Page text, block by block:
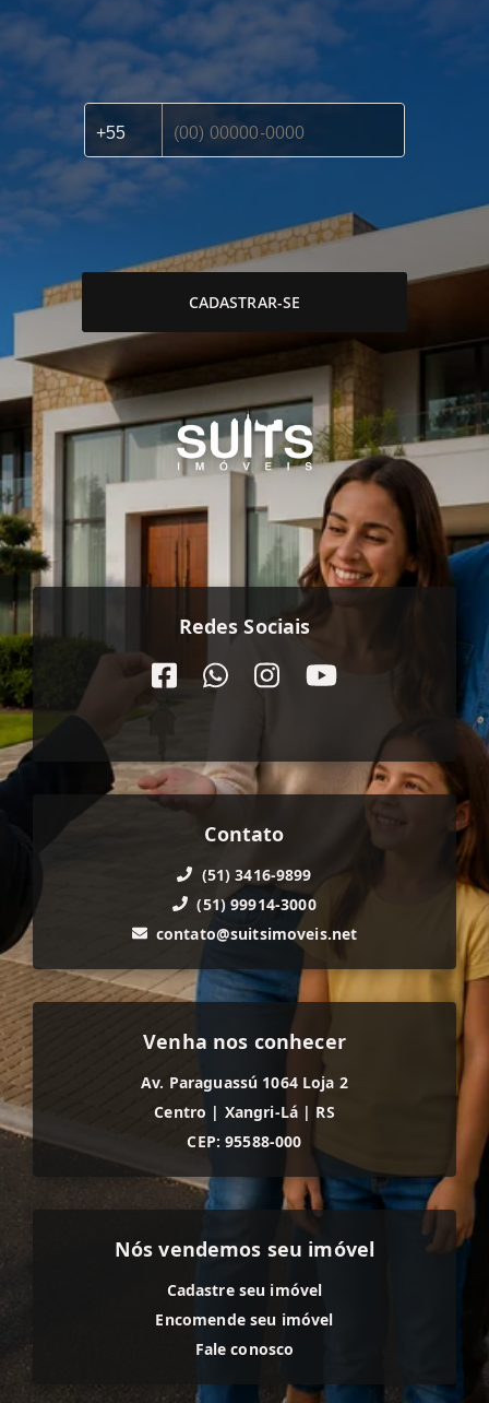
CADASTRAR-SE
Redes Sociais
Contato
(51) 3416-9899
(51) 99914-3000
contato@suitsimoveis.net
Venha nos conhecer
Av. Paraguassú 1064 Loja 2
Centro | Xangri-Lá | RS
CEP: 95588-000
Nós vendemos seu imóvel
Cadastre seu imóvel
Encomende seu imóvel
Fale conosco